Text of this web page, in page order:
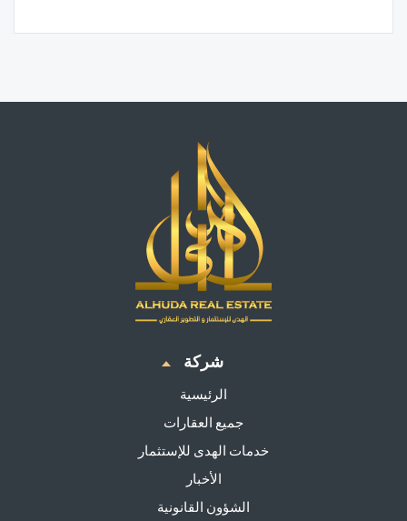
شركة
الرئيسية
جميع العقارات
خدمات الهدى للإستثمار
الأخبار
الشؤون القانونية